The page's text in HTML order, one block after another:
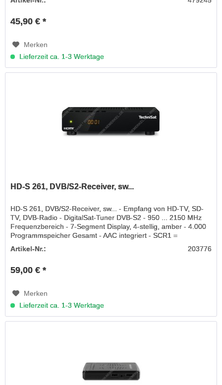
45,90 € *
Merken
Lieferzeit ca. 1-3 Werktage
HD-S 261, DVB/S2-Receiver, sw...
HD-S 261, DVB/S2-Receiver, sw... - Empfang von HD-TV, SD-
TV, DVB-Radio - DigitalSat-Tuner DVB-S2 - 950 ... 2150 MHz
Frequenzbereich - 7-Segment Display, 4-stellig, amber - 4.000
Programmspeicher Gesamt - AAC integriert - SCR1 =
Artikel-Nr.: 203776
59,00 € *
Merken
Lieferzeit ca. 1-3 Werktage